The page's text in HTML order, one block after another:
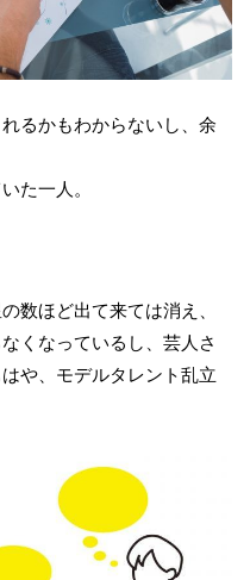
るかもわからないし、余
た一人。
数ほど出て来ては消え、
くなっているし、芸人さ
や、モデルタレント乱立